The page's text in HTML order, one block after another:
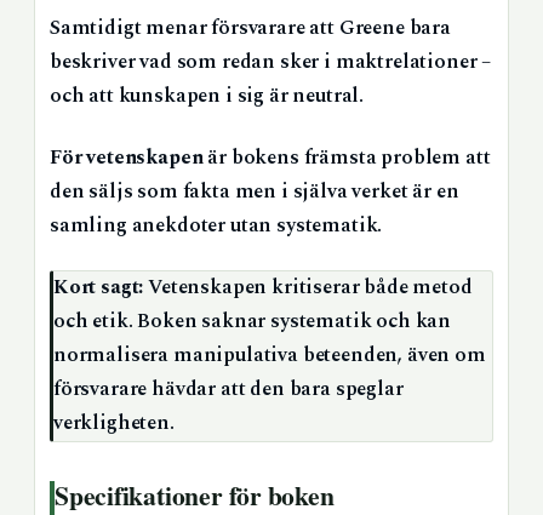
Samtidigt menar försvarare att Greene bara
beskriver vad som redan sker i maktrelationer –
och att kunskapen i sig är neutral.
För vetenskapenär bokens främsta problem att
den säljs som fakta men i själva verket är en
samling anekdoter utan systematik.
Kort sagt:Vetenskapen kritiserar både metod
och etik. Boken saknar systematik och kan
normalisera manipulativa beteenden, även om
försvarare hävdar att den bara speglar
verkligheten.
Specifikationer för boken